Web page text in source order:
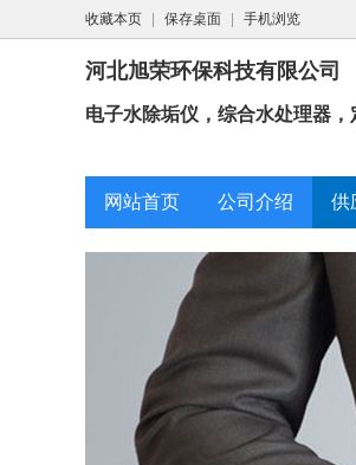
收藏本页 保存桌面 手机浏览
河北旭荣环保科技有限公司
电子水除垢仪，综合水处理器
网站首页 公司介绍 供